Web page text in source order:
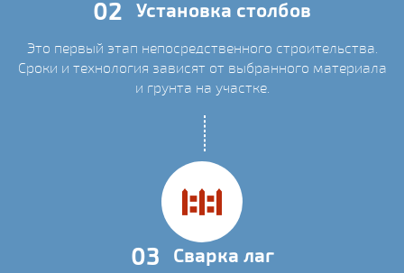
02 Установка столбов
Это первый этап непосредственного строительства.
Сроки и технология зависят от выбранного материала
и грунта на участке.
03 Сварка лаг